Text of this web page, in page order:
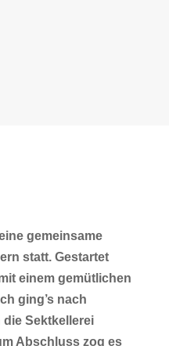
gemeinsame
statt. Gestartet
einem gemütlichen
ging’s nach
Sektkellerei
Abschluss zog es